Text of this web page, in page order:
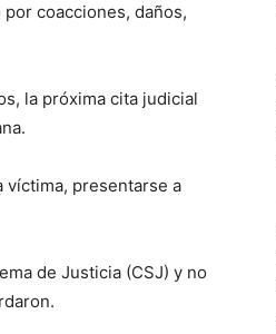
coacciones, daños,
la próxima cita judicial
víctima, presentarse a
de Justicia (CSJ) y no